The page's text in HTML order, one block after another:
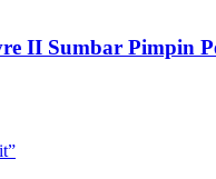
II Sumbar Pimpin